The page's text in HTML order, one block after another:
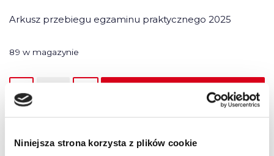
Niniejsza strona korzysta z plików cookie
Arkusz przebiegu egzaminu praktycznego 2025
89 w magazynie
Dodaj do koszyka
SKU:1310